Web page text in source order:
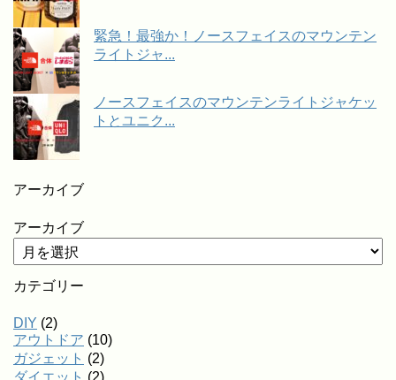
緊急！最強か！ノースフェイスのマウンテン
ライトジャ...
ノースフェイスのマウンテンライトジャケッ
トとユニク...
アーカイブ
アーカイブ
カテゴリー
DIY (2)
アウトドア (10)
ガジェット (2)
ダイエット (2)